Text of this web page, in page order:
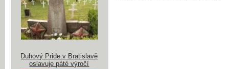
Duhový Pride v Bratislavě
oslavuje páté výročí